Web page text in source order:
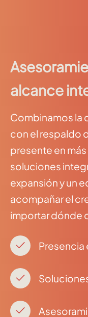
alcance
Combinamos la
con el respaldo
presente en
soluciones
expansión y un
acompañar el
importar dónde
Presencia